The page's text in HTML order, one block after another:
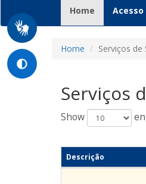
Home (current)
Home Serviços de
Serviços
Show
Descrição